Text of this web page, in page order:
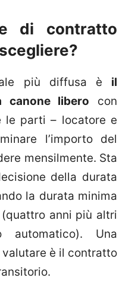
di contratto
più diffusa è il
canone libero con
le parti – locatore e
l’importo del
mensilmente. Sta
della durata
la durata minima
anni più altri
Una
è il contratto